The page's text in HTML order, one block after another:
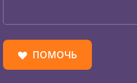
ПОМОЧЬ